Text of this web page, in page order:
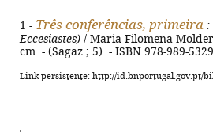
1 - Três conferências, primeira :
Eccesiastes) / Maria Filomena
cm. - (Sagaz ; 5). - ISBN 978-989-
Link persistente: http://id.bnportugal.gov.pt/